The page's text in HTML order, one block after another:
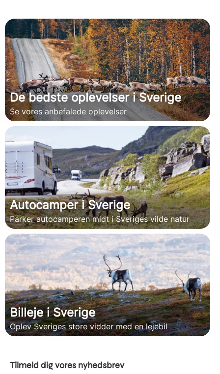
De bedste oplevelser i Sverige
Se vores anbefalede oplevelser
Autocamper i Sverige
Parker autocamperen midt i Sveriges vilde natur
Billeje i Sverige
Oplev Sveriges store vidder med en lejebil
Tilmeld dig vores nyhedsbrev